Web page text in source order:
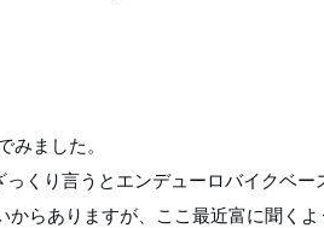
ました。
くり言うとエンデューロバイクベー
らありますが、ここ最近富に聞くよ